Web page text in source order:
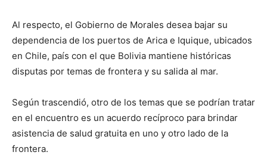
Al respecto, el Gobierno de Morales desea bajar su
dependencia de los puertos de Arica e Iquique, ubicados
en Chile, país con el que Bolivia mantiene históricas
disputas por temas de frontera y su salida al mar.
Según trascendió, otro de los temas que se podrían tratar
en el encuentro es un acuerdo recíproco para brindar
asistencia de salud gratuita en uno y otro lado de la
frontera.